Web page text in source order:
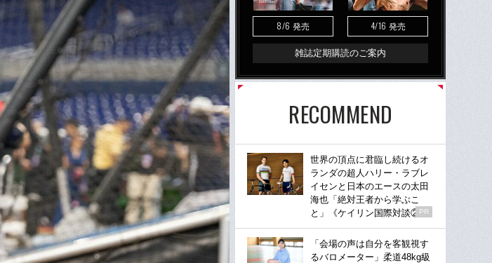
8/6 発売 4/16 発売
雑誌定期購読のご案内
RECOMMEND
世界の頂点に君臨し続けるオ
ランダの超人ハリー・ラブレ
イセンと日本のエースの太田
海也「絶対王者から学ぶこ
と」《ケイリン国際対談②》
PR
「会場の声は自分を客観視す
るバロメーター」柔道48kg級